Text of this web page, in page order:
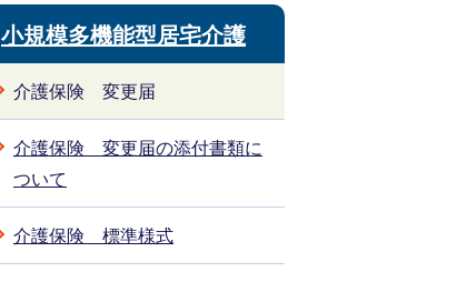
小規模多機能型居宅介護
介護保険 変更届
介護保険 変更届の添付書類に
ついて
介護保険 標準様式